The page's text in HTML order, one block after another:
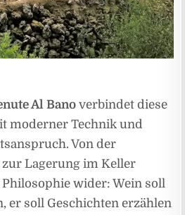
Al Bano verbindet diese
moderner Technik und
Von der
Lagerung im Keller
wider: Wein soll
er soll Geschichten erzählen